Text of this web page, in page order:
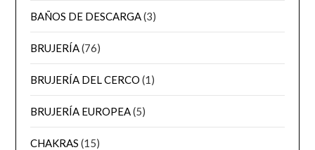
BAÑOS DE DESCARGA(3)
BRUJERÍA(76)
BRUJERÍA DEL CERCO (1)
BRUJERÍA EUROPEA(5)
CHAKRAS (15)